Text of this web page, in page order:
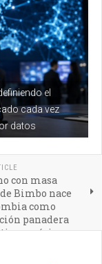
el
cada vez
datos
con masa
Bimbo nace
como
panadera